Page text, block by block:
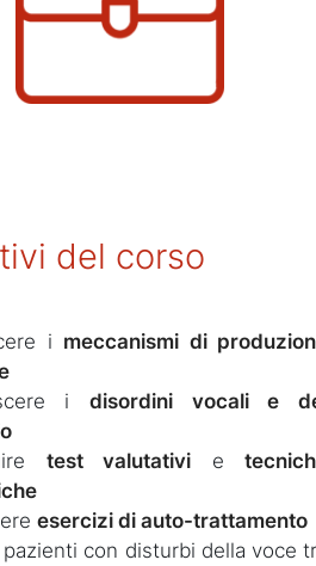
del corso
i meccanismi di
i disordini vocali e
test valutativi e
esercizi di auto-trattamento
con disturbi della voce